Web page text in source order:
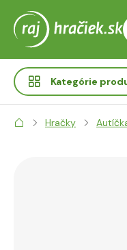
Kategórie
Hračky